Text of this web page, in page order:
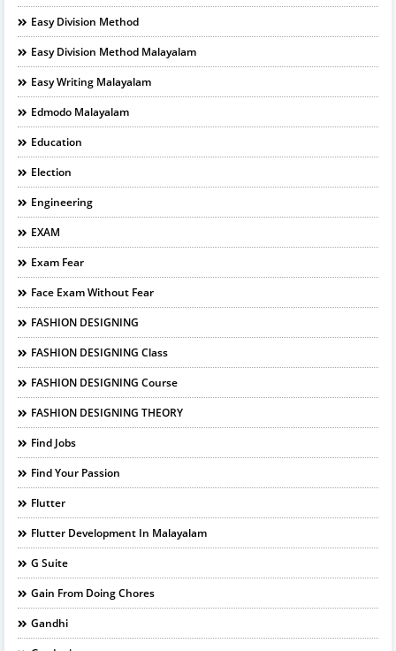
Easy Division Method
Easy Division Method Malayalam
Easy Writing Malayalam
Edmodo Malayalam
Education
Election
Engineering
EXAM
Exam Fear
Face Exam Without Fear
FASHION DESIGNING
FASHION DESIGNING Class
FASHION DESIGNING Course
FASHION DESIGNING THEORY
Find Jobs
Find Your Passion
Flutter
Flutter Development In Malayalam
G Suite
Gain From Doing Chores
Gandhi